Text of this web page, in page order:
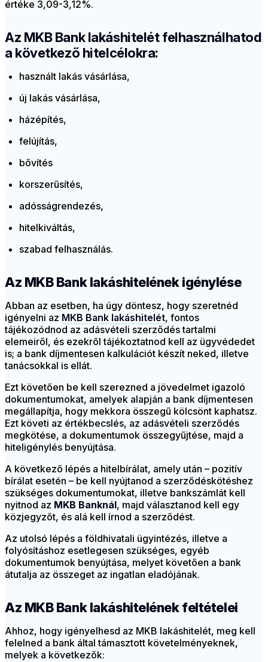
értéke 3,09-3,12%.
Az MKB Bank lakáshitelét felhasználhatod
a következő hitelcélokra:
használt lakás vásárlása,
új lakás vásárlása,
házépítés,
felújítás,
bővítés
korszerűsítés,
adósságrendezés,
hitelkiváltás,
szabad felhasználás.
Az MKB Bank lakáshitelének igénylése
Abban az esetben, ha úgy döntesz, hogy szeretnéd
igényelni az MKB Bank lakáshitelét, fontos
tájékozódnod az adásvételi szerződés tartalmi
elemeiről, és ezekről tájékoztatnod kell az ügyvédedet
is; a bank díjmentesen kalkulációt készít neked, illetve
tanácsokkal is ellát.
Ezt követően be kell szerezned a jövedelmet igazoló
dokumentumokat, amelyek alapján a bank díjmentesen
megállapítja, hogy mekkora összegű kölcsönt kaphatsz.
Ezt követi az értékbecslés, az adásvételi szerződés
megkötése, a dokumentumok összegyűjtése, majd a
hiteligénylés benyújtása.
A következő lépés a hitelbírálat, amely után – pozitív
bírálat esetén – be kell nyújtanod a szerződéskötéshez
szükséges dokumentumokat, illetve bankszámlát kell
nyitnod az MKB Banknál, majd választanod kell egy
közjegyzőt, és alá kell írnod a szerződést.
Az utolsó lépés a földhivatali ügyintézés, illetve a
folyósításhoz esetlegesen szükséges, egyéb
dokumentumok benyújtása, melyet követően a bank
átutalja az összeget az ingatlan eladójának.
Az MKB Bank lakáshitelének feltételei
Ahhoz, hogy igényelhesd az MKB lakáshitelét, meg kell
felelned a bank által támasztott követelményeknek,
melyek a következők: